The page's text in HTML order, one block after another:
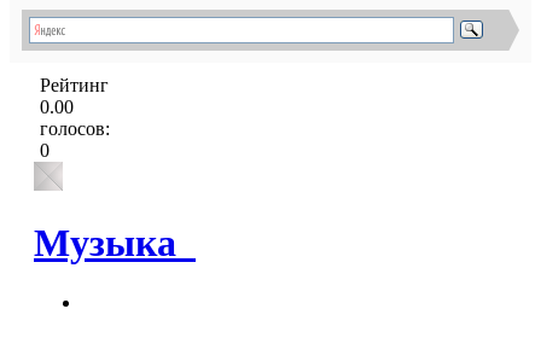
Рейтинг
0.00
голосов:
0
Музыка